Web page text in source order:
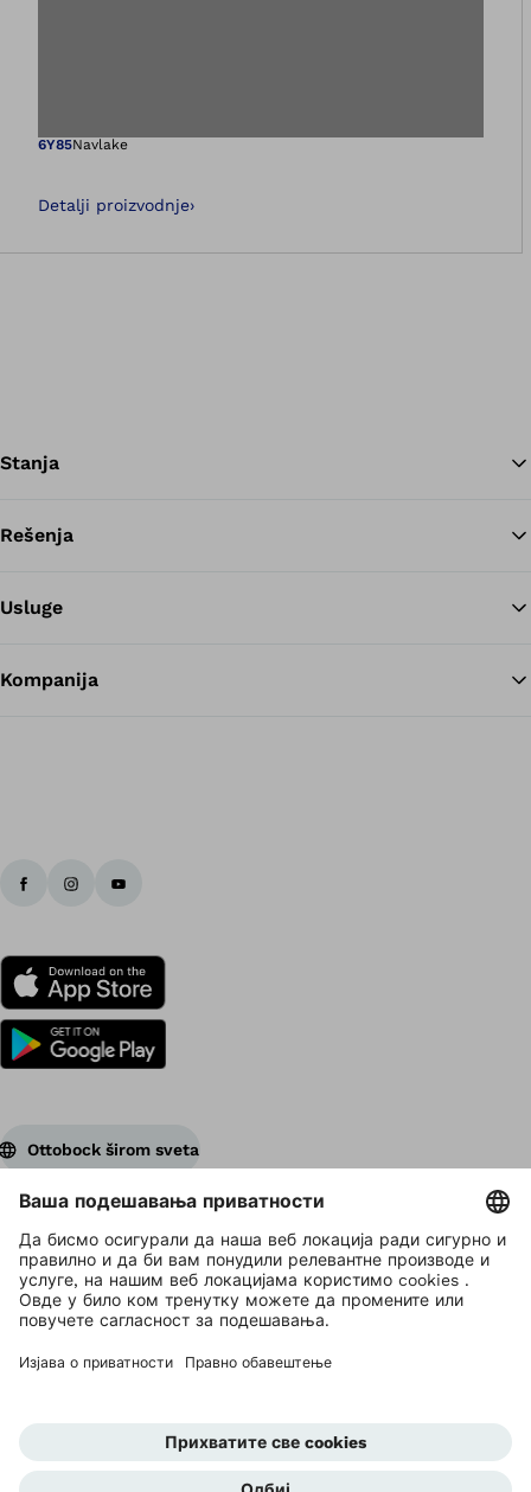
Otvara sliku u
6Y85Navlake
Detalji proizvodnje›
Stanja
Rešenja
Usluge
Kompanija
Ottobock širom sveta
Vlasnik autorskih prava je Ottobock
Postavke zaštite privatnosti
Izjava o privatnosti podataka
Uslovi korišćenja
Ottobock global
Uzbunjivanje